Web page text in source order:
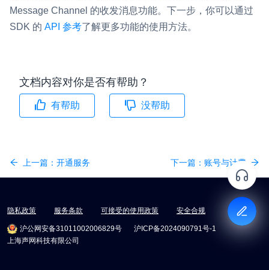
Message Channel 的收发消息功能。下一步，你可以通过
SDK 的 API 参考了解更多功能的使用方法。
文档内容对你是否有帮助？
有帮助 没帮助
上一篇： 开通服务 下一篇： 账号与计费
隐私政策 服务条款 可接受的使用政策 安全合规
沪公网安备31011002006829号
沪ICP备2024090791号-1
上海声网科技有限公司